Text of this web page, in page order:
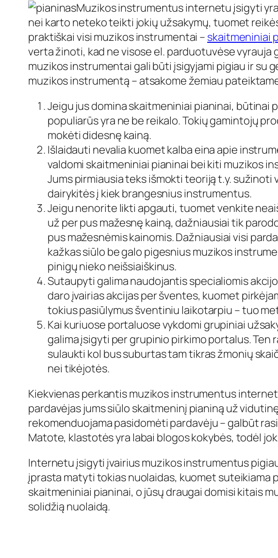
Muzikos instrumentus internetu įsigyti
nei karto neteko teikti jokių užsakymų, tuomet
praktiškai visi muzikos instrumentai – skaitmeniniai
verta žinoti, kad ne visose el. parduotuvėse vyrauja
muzikos instrumentai gali būti įsigyjami pigiau ir su
muzikos instrumentą – atsakome žemiau
Jeigu jus domina skaitmeniniai pianinai,
populiarūs yra ne be reikalo. Tokių gamintojų
mokėti didesnę kainą.
Išlaidauti nevalia kuomet kalba eina apie
valdomi skaitmeniniai pianinai bei kiti muzikos
Jums pirmiausia teks išmokti teoriją t.y. sužinoti
dairykitės į kiek brangesnius instrumentus.
Jeigu nenorite likti apgauti, tuomet venkite
už per pus mažesnę kainą, dažniausiai tik
pus mažesnėmis kainomis. Dažniausiai visi
kažkas siūlo be galo pigesnius muzikos
pinigų nieko neišsiaiškinus.
Sutaupyti galima naudojantis specialiomis
daro įvairias akcijas per šventes, kuomet
tokius pasiūlymus šventiniu laikotarpiu – tuo
Kai kuriuose portaluose vykdomi grupiniai
galima įsigyti per grupinio pirkimo portalus. Ten
sulaukti kol bus suburtas tam tikras žmonių
nei tikėjotės.
Kiekvienas perkantis muzikos instrumentus
pardavėjas jums siūlo skaitmeninį pianiną už
rekomenduojama pasidomėti pardavėju – galbūt
Matote, klastotės yra labai blogos kokybės, todėl
Internetu įsigyti įvairius muzikos instrumentus
įprasta matyti tokias nuolaidas, kuomet suteikiama
skaitmeniniai pianinai, o jūsų draugai domisi kitais
solidžią nuolaidą.